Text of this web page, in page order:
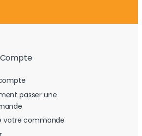
passer une
votre commande